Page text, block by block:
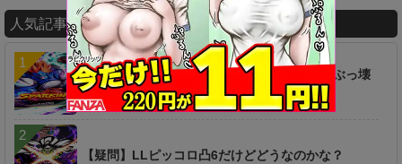
人気記事ランキング
【衝撃】ヤバ過ぎィィ！！！あの新キャラがぶっ壊
れｷﾀ━━━━(ﾟ∀ﾟ)━━━━!!
【疑問】LLピッコロ凸6だけどどうなのかな？